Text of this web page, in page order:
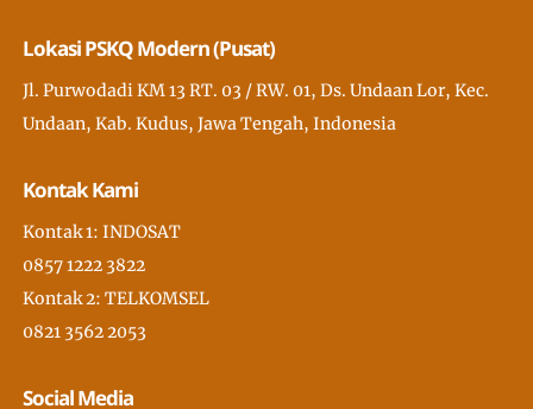
Lokasi PSKQ Modern (Pusat)
Jl. Purwodadi KM 13 RT. 03 / RW. 01, Ds. Undaan Lor, Kec.
Undaan, Kab. Kudus, Jawa Tengah, Indonesia
Kontak Kami
Kontak 1: INDOSAT
0857 1222 3822
Kontak 2: TELKOMSEL
0821 3562 2053
Social Media